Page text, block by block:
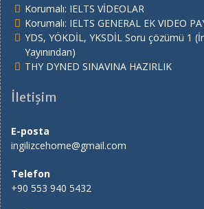
Korumalı: IELTS VİDEOLAR
Korumalı: IELTS GENERAL EK VIDEO
YDS, YÖKDİL, YKSDİL Soru çözümü 1
Yayınından)
THY DYNED SINAVINA HAZIRLIK
İletişim
E-posta
ingilizcehome@gmail.com
Telefon
+90 553 940 5432